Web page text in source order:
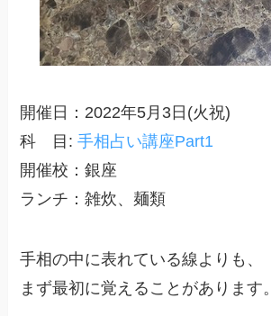
開催日：2022年5月3日(火祝)
科 目:手相占い講座Part1
開催校：銀座
ランチ：雑炊、麺類
手相の中に表れている線よりも、
まず最初に覚えることがあります。